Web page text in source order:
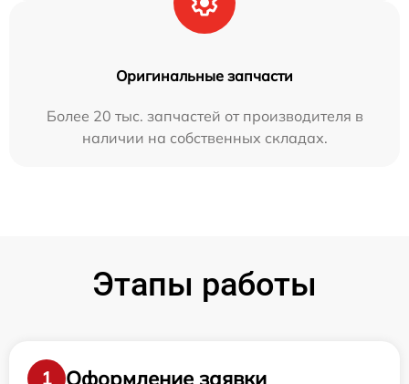
Оригинальные запчасти
Более 20 тыс. запчастей от производителя в
наличии на собственных складах.
Этапы работы
1 Оформление заявки